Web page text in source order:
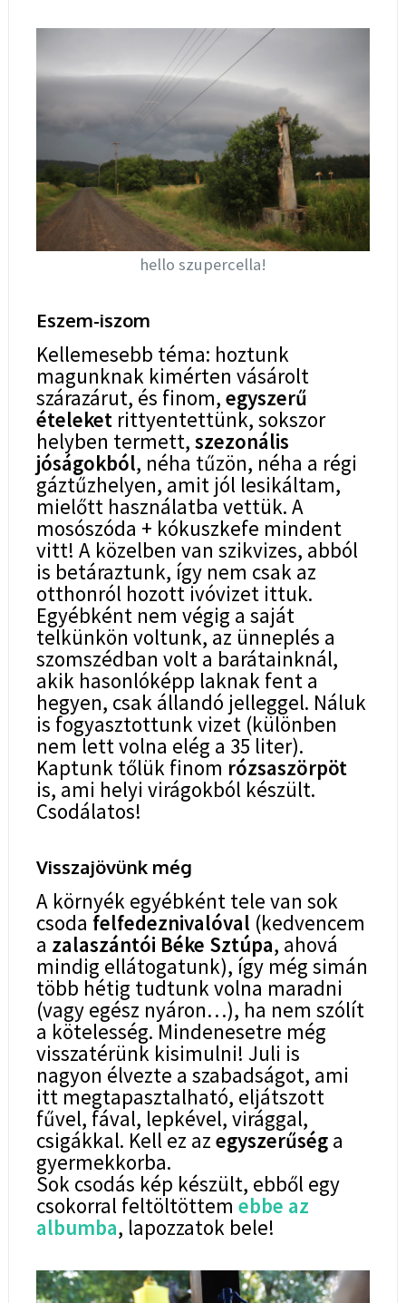
hello szupercella!
Eszem-iszom
Kellemesebb téma: hoztunk
magunknak kimérten vásárolt
szárazárut, és finom, egyszerű
ételeketrittyentettünk, sokszor
helyben termett, szezonális
jóságokból, néha tűzön, néha a régi
gáztűzhelyen, amit jól lesikáltam,
mielőtt használatba vettük. A
mosószóda + kókuszkefe mindent
vitt! A közelben van szikvizes, abból
is betáraztunk, így nem csak az
otthonról hozott ivóvizet ittuk.
Egyébként nem végig a saját
telkünkön voltunk, az ünneplés a
szomszédban volt a barátainknál,
akik hasonlóképp laknak fent a
hegyen, csak állandó jelleggel. Náluk
is fogyasztottunk vizet (különben
nem lett volna elég a 35 liter).
Kaptunk tőlük finom rózsaszörpöt
is, ami helyi virágokból készült.
Csodálatos!
Visszajövünk még
A környék egyébként tele van sok
csoda felfedeznivalóval (kedvencem
a zalaszántói Béke Sztúpa, ahová
mindig ellátogatunk), így még simán
több hétig tudtunk volna maradni
(vagy egész nyáron…), ha nem szólít
a kötelesség. Mindenesetre még
visszatérünk kisimulni! Juli is
nagyon élvezte a szabadságot, ami
itt megtapasztalható, eljátszott
fűvel, fával, lepkével, virággal,
csigákkal. Kell ez az egyszerűséga
gyermekkorba.
Sok csodás kép készült, ebből egy
csokorral feltöltöttem ebbe az
albumba, lapozzatok bele!